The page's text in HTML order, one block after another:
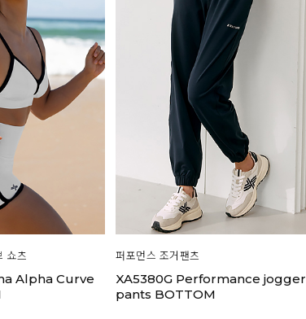
쇼츠
Alpha Curve
퍼포먼스 조거팬츠
XA5380G Performance jogger
pants BOTTOM